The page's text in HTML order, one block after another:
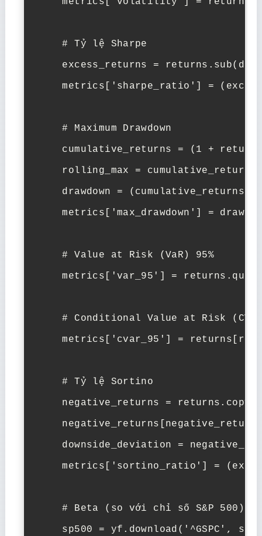
    # Tỷ lệ Sharpe
excess_returns =
metrics['sharpe_ratio'] =
    # Maximum Drawdown
cumulative_returns = (1 +
rolling_max =
drawdown = (cumulative_returns
metrics['max_drawdown'] =
    # Value at Risk (VaR) 95%
metrics['var_95'] =
# Conditional Value at Risk
metrics['cvar_95'] =
    # Tỷ lệ Sortino
negative_returns =
downside_deviation =
metrics['sortino_ratio'] =
    # Beta (so với chỉ số S&P 500)
sp500 = yf.download('^GSPC',